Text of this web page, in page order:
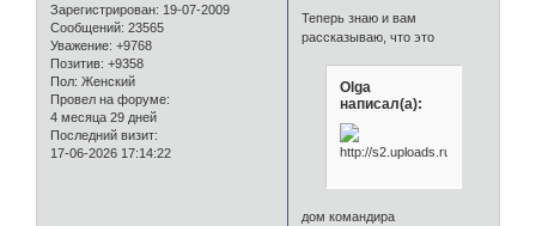
Зарегистрирован: 19-07-2009
Сообщений: 23565
Уважение: +9768
Позитив: +9358
Пол: Женский
Провел на форуме:
4 месяца 29 дней
Последний визит:
17-06-2026 17:14:22
Теперь знаю и вам
рассказываю, что это
Olga
написал(а):
дом командира